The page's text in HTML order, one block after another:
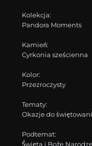
Kolekcja:
Pandora Moments
Kamień:
Cyrkonia sześcienna
Kolor:
Przezroczysty
Tematy:
Okazje do
Podtemat:
Święta i Boże